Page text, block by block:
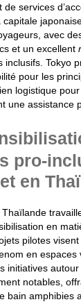
services
avec
et un excellent
inclusifs. Tokyo
pour les
logistique
une assistance
pro-
en
en
pilotes
en espaces
initiatives
notables,
bain amphibies